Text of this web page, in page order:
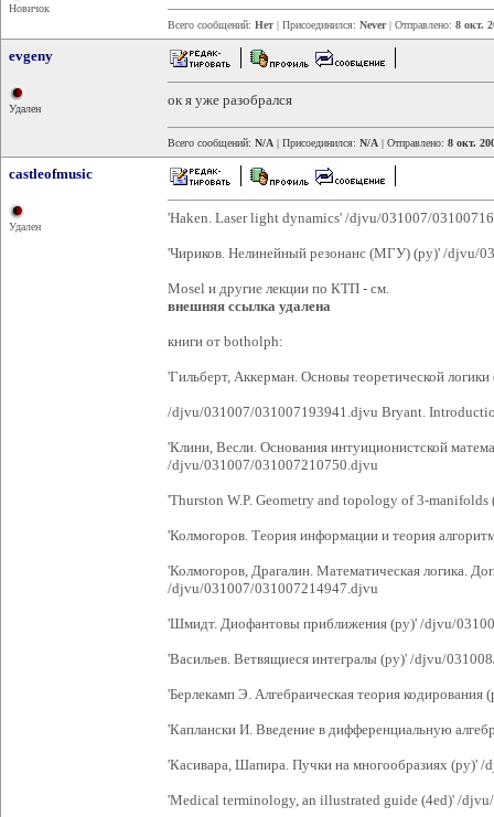
Новичок
Всего сообщений: Нет | Присоединился: Never| Отправлено: 8 окт.
evgeny
Удален
ок я уже разобрался
Всего сообщений: N/A | Присоединился: N/A | Отправлено: 8 окт.
castleofmusic
Удален
'Haken. Laser light dynamics' /djvu/031007/
'Чириков. Нелинейный резонанс (МГУ) (ру)' /djvu/
Mosel и другие лекции по КТП - см.
внешняя ссылка удалена
книги от botholph:
'Гильберт, Аккерман. Основы теоретической
/djvu/031007/031007193941.djvu Bryant.
'Клини, Весли. Основания интуиционистской
/djvu/031007/031007210750.djvu
'Thurston W.P. Geometry and topology of 3-
'Колмогоров. Теория информации и теория
'Колмогоров, Драгалин. Математическая логика.
/djvu/031007/031007214947.djvu
'Шмидт. Диофантовы приближения (ру)' /djvu/
'Васильев. Ветвящиеся интегралы (ру)' /djvu/
'Берлекамп Э. Алгебраическая теория
'Каплански И. Введение в дифференциальную
'Касивара, Шапира. Пучки на многообразиях (ру)'
'Medical terminology, an illustrated guide (4ed)' /